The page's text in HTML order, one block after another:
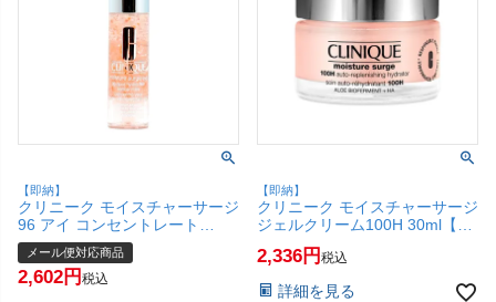
【即納】
クリニーク モイスチャーサージ
96 アイ コンセントレート
15ml【目元用美容液】【メール
便対応商品】【SBT】
(6067458)
メール便対応商品
2,602 税込
【即納】
クリニーク モイスチャーサージ
ジェルクリーム100H 30ml【保
湿ジェルクリーム】【SBT】
(6067460)
2,336 税込
詳細を見る